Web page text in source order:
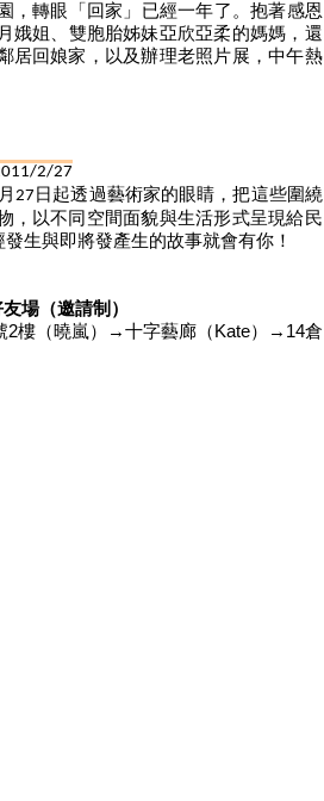
，轉眼「回家」已經一年了。抱著感恩
娥姐、 雙胞胎姊妹亞欣亞柔的媽媽，還
居回娘家，以及辦理老照片展，中午熱
2/27
月 27 日起透過藝術家的眼睛，把這些圍繞
， 以不同空間面貌與生活形式呈現給民
生與即將發產生的故事就會有你！
場（邀請制）
2樓（曉嵐）→十字藝廊（ Kate）→ 14倉